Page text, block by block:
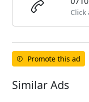
Click
Promote this ad
Similar Ads